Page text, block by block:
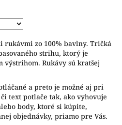
rukávmi zo 100% bavlny. Tričká
strihu, ktorý je
výstrihom. Rukávy sú kratšej
a preto je možné aj pri
text potlače tak, ako vyhovuje
body, ktoré si kúpite,
objednávky, priamo pre Vás.